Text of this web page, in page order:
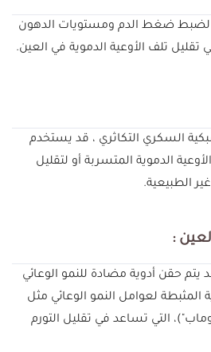
لضبط ضغط الدم ومستويات الدهون
تلف الأوعية الدموية في العين.
السكري التكاثري ، قد يستخدم
الدموية المتسربة أو لتقليل
غير الطبيعية.
:
حقن أدوية مضادة للنمو الوعائي
المثبطة لعوامل النمو الوعائي مثل
التي تساعد في تقليل التورم